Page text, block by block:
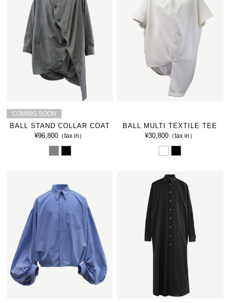
COMING SOON
BALL STAND COLLAR COAT
¥96,800 （tax in）
BALL MULTI TEXTILE TEE
¥30,800（tax in）